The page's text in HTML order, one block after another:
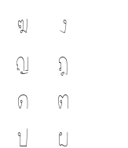
ฆ
ง
ญ
ฎ
ด
ต
ป
ผ